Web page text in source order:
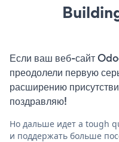
Если ваш веб-сайт
преодолели первую
расширению
поздравляю!
Но дальше идет a tough
и поддержать больше